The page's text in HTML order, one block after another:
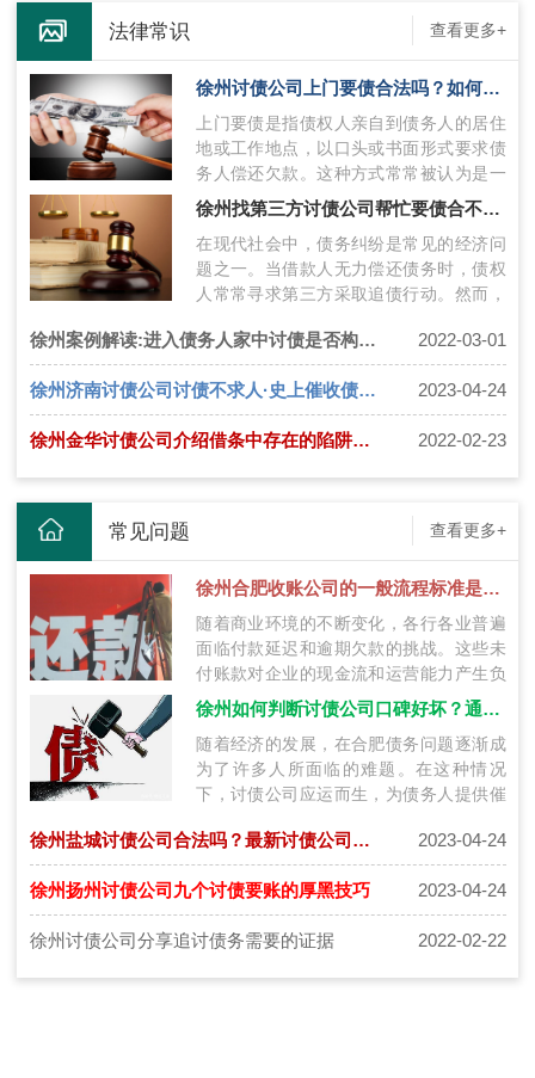
法律常识 查看更多+
徐州讨债公司上门要债合法吗？如何合法讨债？
上门要债是指债权人亲自到债务人的居住
地或工作地点，以口头或书面形式要求债
务人偿还欠款。这种方式常常被认为是一
种强迫手段，引发争议。在法律层面上，
上…
徐州找第三方讨债公司帮忙要债合不合法呢？如何合法讨债？
在现代社会中，债务纠纷是常见的经济问
题之一。当借款人无力偿还债务时，债权
人常常寻求第三方采取追债行动。然而，
方…
徐州案例解读:进入债务人家中讨债是否构成犯罪呢 2022-03-01
徐州济南讨债公司讨债不求人·史上催收债务方法大全 2023-04-24
徐州金华讨债公司介绍借条中存在的陷阱有哪些？ 2022-02-23
常见问题 查看更多+
徐州合肥收账公司的一般流程标准是什么？
随着商业环境的不断变化，各行各业普遍
面临付款延迟和逾期欠款的挑战。这些未
付账款对企业的现金流和运营能力产生负
面影响。为了应对这个问题，合肥范围内
的…
徐州如何判断讨债公司口碑好坏？通过这九种方法选择靠谱公司！
随着经济的发展，在合肥债务问题逐渐成
为了许多人所面临的难题。在这种情况
下，讨债公司应运而生，为债务人提供催
它们…
徐州盐城讨债公司合法吗？最新讨债公司收费详细标准 2023-04-24
徐州扬州讨债公司九个讨债要账的厚黑技巧 2023-04-24
徐州讨债公司分享追讨债务需要的证据 2022-02-22